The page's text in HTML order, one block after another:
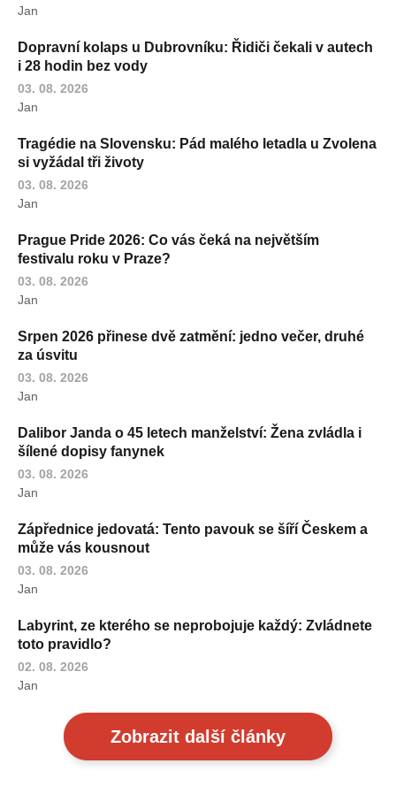
Jan
Dopravní kolaps u Dubrovníku: Řidiči čekali v autech
i 28 hodin bez vody
03. 08. 2026
Jan
Tragédie na Slovensku: Pád malého letadla u Zvolena
si vyžádal tři životy
03. 08. 2026
Jan
Prague Pride 2026: Co vás čeká na největším
festivalu roku v Praze?
03. 08. 2026
Jan
Srpen 2026 přinese dvě zatmění: jedno večer, druhé
za úsvitu
03. 08. 2026
Jan
Dalibor Janda o 45 letech manželství: Žena zvládla i
šílené dopisy fanynek
03. 08. 2026
Jan
Zápřednice jedovatá: Tento pavouk se šíří Českem a
může vás kousnout
03. 08. 2026
Jan
Labyrint, ze kterého se neprobojuje každý: Zvládnete
toto pravidlo?
02. 08. 2026
Jan
Zobrazit další články